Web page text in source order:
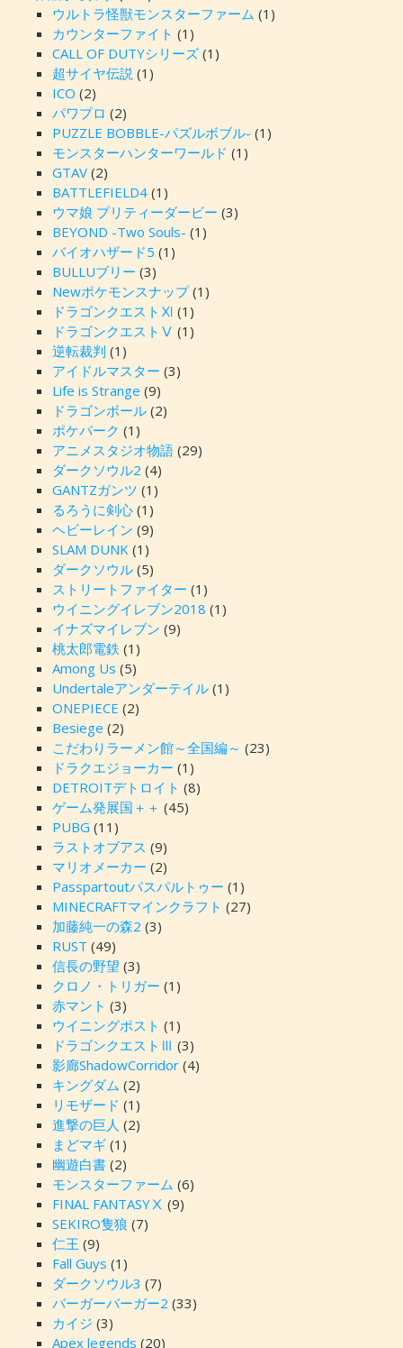
ウルトラ怪獣モンスターファーム (1)
カウンターファイト (1)
CALL OF DUTYシリーズ(1)
超サイヤ伝説(1)
ICO (2)
パワプロ (2)
PUZZLE BOBBLE-パズルボブル- (1)
モンスターハンターワールド (1)
GTAV(2)
BATTLEFIELD4(1)
ウマ娘 プリティーダービー (3)
BEYOND -Two Souls- (1)
バイオハザード5 (1)
BULLUブリー (3)
Newポケモンスナップ(1)
ドラゴンクエストⅪ (1)
ドラゴンクエストⅤ (1)
逆転裁判 (1)
アイドルマスター (3)
Life is Strange (9)
ドラゴンボール(2)
ポケパーク (1)
アニメスタジオ物語(29)
ダークソウル2 (4)
GANTZガンツ (1)
るろうに剣心(1)
ヘビーレイン (9)
SLAM DUNK(1)
ダークソウル(5)
ストリートファイター (1)
ウイニングイレブン2018 (1)
イナズマイレブン (9)
桃太郎電鉄 (1)
Among Us (5)
Undertaleアンダーテイル(1)
ONEPIECE (2)
Besiege (2)
こだわりラーメン館～全国編～ (23)
ドラクエジョーカー (1)
DETROITデトロイト (8)
ゲーム発展国＋＋ (45)
PUBG (11)
ラストオブアス (9)
マリオメーカー (2)
Passpartoutパスパルトゥー (1)
MINECRAFTマインクラフト (27)
加藤純一の森2 (3)
RUST (49)
信長の野望 (3)
クロノ・トリガー (1)
赤マント (3)
ウイニングポスト (1)
ドラゴンクエストⅢ (3)
影廊ShadowCorridor(4)
キングダム (2)
リモザード (1)
進撃の巨人 (2)
まどマギ(1)
幽遊白書(2)
モンスターファーム (6)
FINAL FANTASYⅩ (9)
SEKIRO隻狼 (7)
仁王 (9)
Fall Guys (1)
ダークソウル3 (7)
バーガーバーガー2 (33)
カイジ (3)
Apex legends (20)